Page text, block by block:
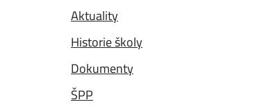
Aktuality
Historie školy
Dokumenty
ŠPP